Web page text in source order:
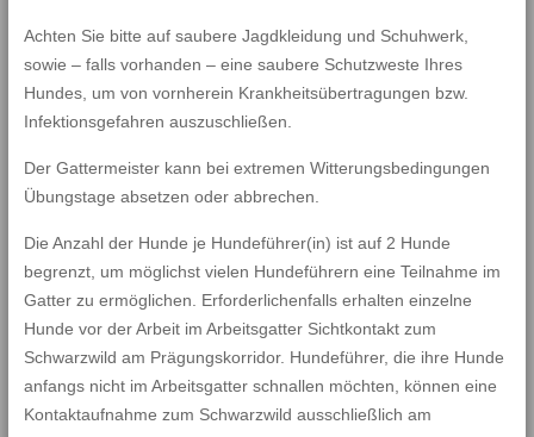
Achten Sie bitte auf saubere Jagdkleidung und Schuhwerk,
sowie – falls vorhanden – eine saubere Schutzweste Ihres
Hundes, um von vornherein Krankheitsübertragungen bzw.
Infektionsgefahren auszuschließen.
Der Gattermeister kann bei extremen Witterungsbedingungen
Übungstage absetzen oder abbrechen.
Die Anzahl der Hunde je Hundeführer(in) ist auf 2 Hunde
begrenzt, um möglichst vielen Hundeführern eine Teilnahme im
Gatter zu ermöglichen. Erforderlichenfalls erhalten einzelne
Hunde vor der Arbeit im Arbeitsgatter Sichtkontakt zum
Schwarzwild am Prägungskorridor. Hundeführer, die ihre Hunde
anfangs nicht im Arbeitsgatter schnallen möchten, können eine
Kontaktaufnahme zum Schwarzwild ausschließlich am